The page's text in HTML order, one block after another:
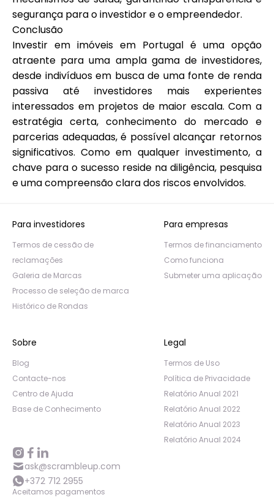
segurança para o investidor e o empreendedor.
Conclusão
Investir em imóveis em Portugal é uma opção
atraente para uma ampla gama de investidores,
desde indivíduos em busca de uma fonte de renda
passiva até investidores mais experientes
interessados em projetos de maior escala. Com a
estratégia certa, conhecimento do mercado e
parcerias adequadas, é possível alcançar retornos
significativos. Como em qualquer investimento, a
chave para o sucesso reside na diligência, pesquisa
e uma compreensão clara dos riscos envolvidos.
Para investidores
Termos de cessão de
reclamações
Galeria de Marcas
Processo de seleção de marca
Histórico de Rondas
Para empresas
Termos de financiamento
Como funciona
Submeter uma aplicação
Sobre
Blog
Contacte-nos
Centro de Ajuda
Base de Conhecimento
Legal
Termos de Uso
Política de Privacidade
Relatório Anual 2021
Relatório Anual 2022
Relatório Anual 2023
Relatório Anual 2024
ask@scrambleup.com
+372 712 2955
Aceitamos pagamentos